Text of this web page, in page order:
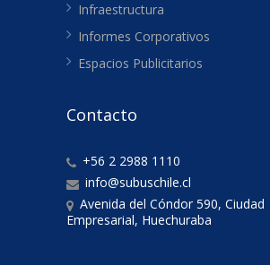
Infraestructura
Informes Corporativos
Espacios Publicitarios
Contacto
+56 2 2988 1110
info@subuschile.cl
Avenida del Cóndor 590, Ciudad
Empresarial, Huechuraba